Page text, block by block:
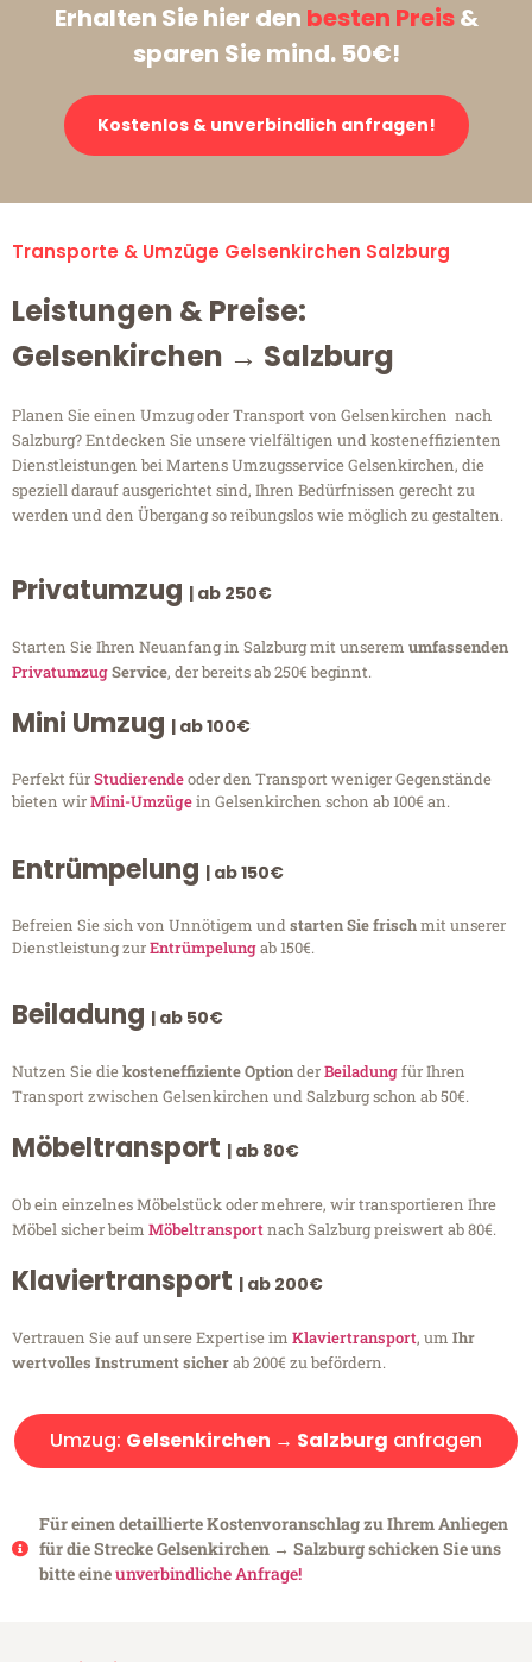
Erhalten Sie hier den besten Preis&
sparen Sie mind. 50€!
Kostenlos & unverbindlich anfragen!
Transporte & Umzüge Gelsenkirchen Salzburg
Leistungen & Preise:
Gelsenkirchen → Salzburg
Planen Sie einen Umzug oder Transport von Gelsenkirchen nach
Salzburg? Entdecken Sie unsere vielfältigen und kosteneffizienten
Dienstleistungen bei Martens Umzugsservice Gelsenkirchen, die
speziell darauf ausgerichtet sind, Ihren Bedürfnissen gerecht zu
werden und den Übergang so reibungslos wie möglich zu gestalten.
Privatumzug | ab 250€
Starten Sie Ihren Neuanfang in Salzburg mit unserem umfassenden
PrivatumzugService, der bereits ab 250€ beginnt.
Mini Umzug | ab 100€
Perfekt fürStudierendeoder den Transport weniger Gegenstände
bieten wirMini-Umzügein Gelsenkirchen schon ab 100€ an.
Entrümpelung | ab 150€
Befreien Sie sich von Unnötigem undstarten Sie frischmit unserer
Dienstleistung zurEntrümpelungab 150€.
Beiladung | ab 50€
Nutzen Sie diekosteneffiziente OptionderBeiladungfür Ihren
Transport zwischen Gelsenkirchen und Salzburg schon ab 50€.
Möbeltransport | ab 80€
Ob ein einzelnes Möbelstück oder mehrere, wir transportieren Ihre
Möbel sicher beim Möbeltransportnach Salzburg preiswert ab 80€.
Klaviertransport | ab 200€
Vertrauen Sie auf unsere Expertise im Klaviertransport, um Ihr
wertvolles Instrument sicherab 200€ zu befördern.
Umzug: Gelsenkirchen → Salzburg anfragen
Für einen detaillierte Kostenvoranschlag zu Ihrem Anliegen
für die Strecke Gelsenkirchen → Salzburg schicken Sie uns
bitte eineunverbindliche Anfrage!